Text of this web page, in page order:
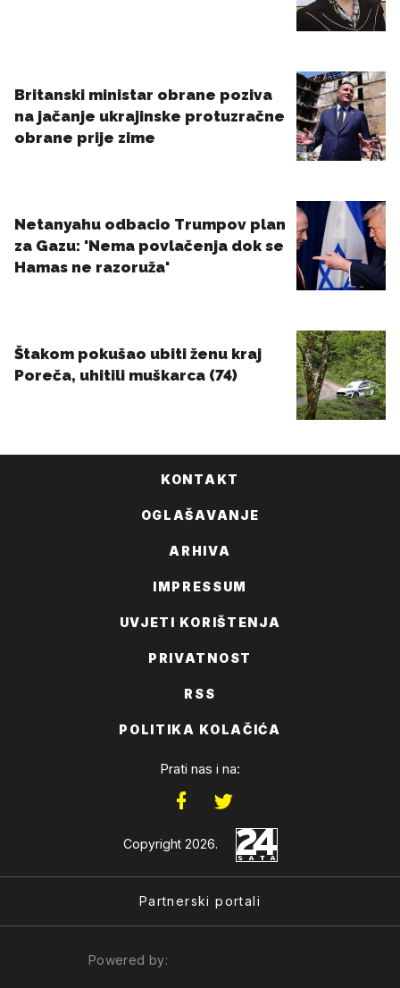
KONTAKT
OGLAŠAVANJE
ARHIVA
IMPRESSUM
UVJETI KORIŠTENJA
PRIVATNOST
RSS
POLITIKA KOLAČIĆA
Prati nas i na:
Copyright 2026.
Partnerski portali
Powered by: